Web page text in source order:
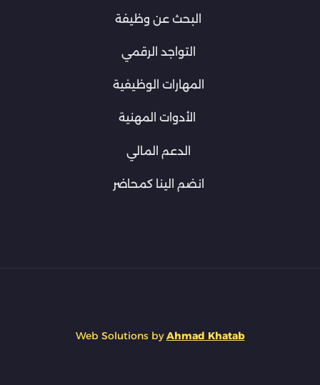
البحث عن وظيفة
التواجد الرقمي
المهارات الوظيفية
الأدوات المهنية
الدعم المالي
انضم الينا كمحاضر
Web Solutions byAhmad Khatab